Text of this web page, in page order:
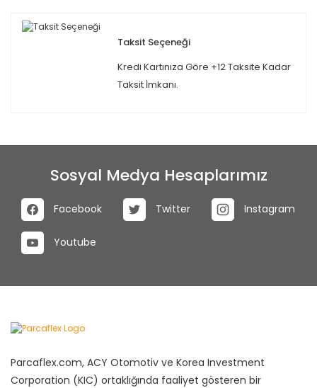
Taksit Seçeneği
Kredi Kartınıza Göre +12 Taksite Kadar
Taksit İmkanı.
Sosyal Medya Hesaplarımız
Facebook Twitter Instagram
Youtube
Parcaflex.com, ACY Otomotiv ve Korea Investment
Corporation (KIC) ortaklığında faaliyet gösteren bir